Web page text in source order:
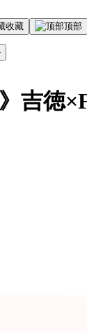
收藏 顶部
吉徳